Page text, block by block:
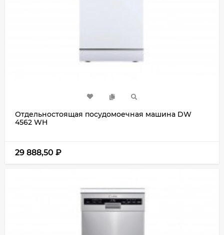
Отдельностоящая посудомоечная машина DW
4562 WH
29 888,50 ₽